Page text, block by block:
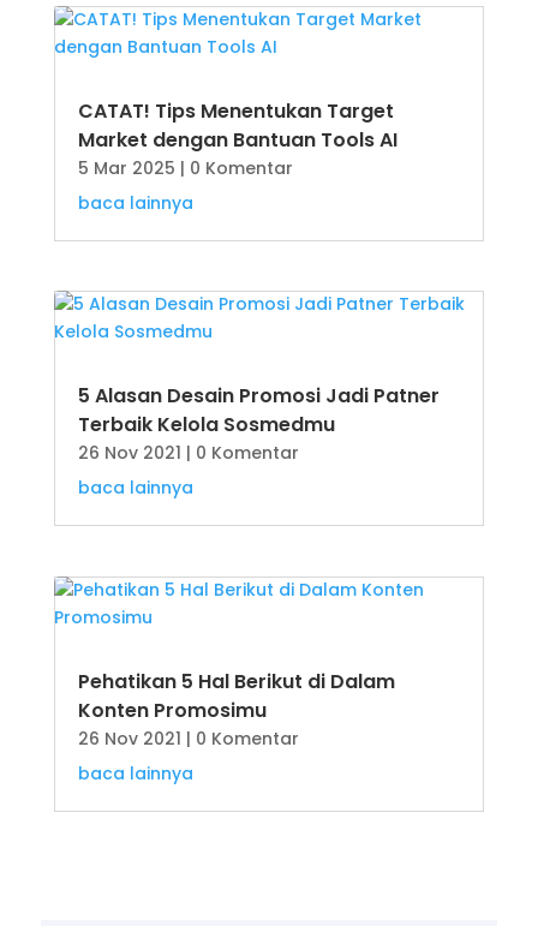
CATAT! Tips Menentukan Target
Market dengan Bantuan Tools AI
5 Mar 2025 | 0 Komentar
baca lainnya
5 Alasan Desain Promosi Jadi Patner
Terbaik Kelola Sosmedmu
26 Nov 2021 | 0 Komentar
baca lainnya
Pehatikan 5 Hal Berikut di Dalam
Konten Promosimu
26 Nov 2021 | 0 Komentar
baca lainnya